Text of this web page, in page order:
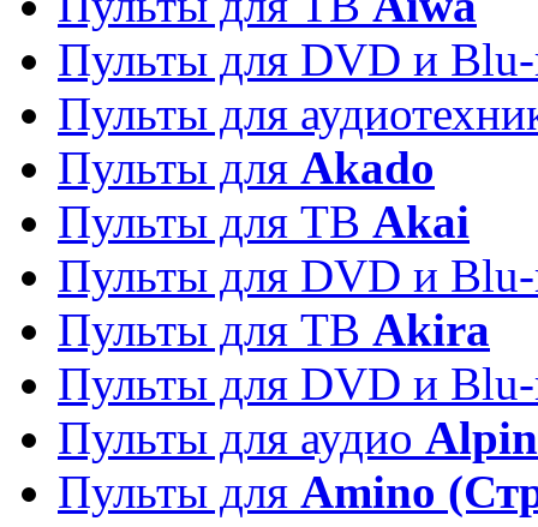
Пульты для DVD и
Пульты для
Пульты для Akado
Пульты для ТВ Akai
Пульты для DVD и
Пульты для ТВ Akira
Пульты для DVD и
Пульты для аудио
Пульты для Amino